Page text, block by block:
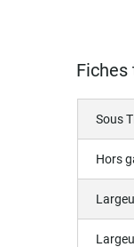
Fiches
Sous
Hors